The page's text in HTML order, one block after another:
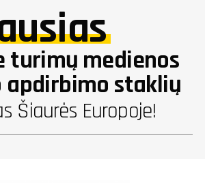
turimų medienos
staklių
Šiaurės Europoje!